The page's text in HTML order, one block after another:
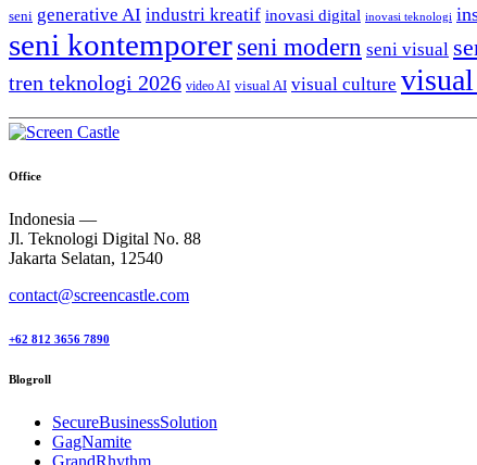
seni generative AI industri kreatif inovasi digital inovasi teknologi
seni kontemporer seni modern seni visual
tren teknologi 2026 video AI visual AI visual culture
Office
Indonesia —
Jl. Teknologi Digital No. 88
Jakarta Selatan, 12540
contact@screencastle.com
+62 812 3656 7890
Blogroll
SecureBusinessSolution
GagNamite